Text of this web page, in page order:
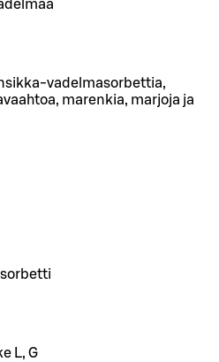
vadelmasorbettia,
marenkia, marjoja ja
L, G